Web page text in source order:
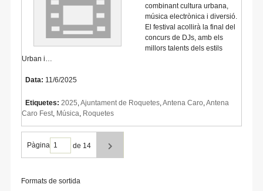
combinant cultura urbana,
música electrònica i diversió.
El festival acollirà la final del
concurs de DJs, amb els
millors talents dels estils
Urban i…
Data: 11/6/2025
Etiquetes: 2025 Ajuntament de Roquetes Antena Caro Antena
Caro Fest Música Roquetes
Pàgina de 14
Formats de sortida